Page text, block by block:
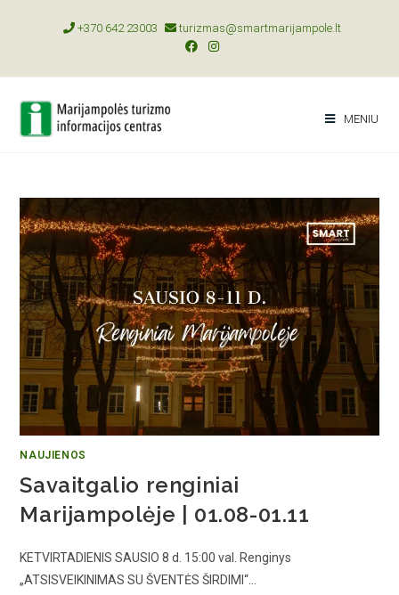
+370 642 23003 turizmas@smartmarijampole.lt
MENIU
NAUJIENOS
Savaitgalio renginiai
Marijampolėje | 01.08-01.11
KETVIRTADIENIS SAUSIO 8 d. 15:00 val. Renginys
„ATSISVEIKINIMAS SU ŠVENTĖS ŠIRDIMI“…